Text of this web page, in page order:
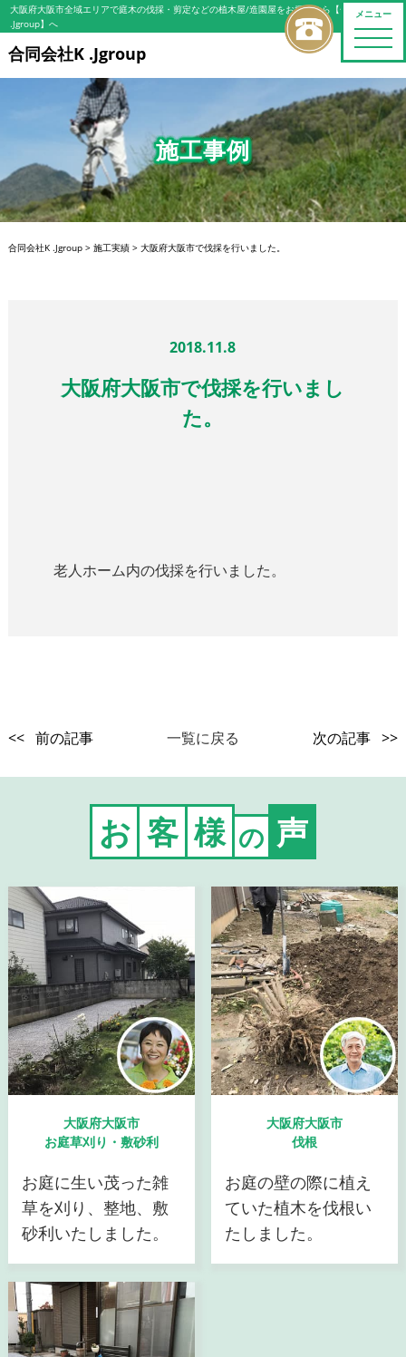
メニュー
toggle
大阪府大阪市全域エリアで庭木の伐採・剪定などの植木屋/造園屋をお探しなら【合同会社K
.Jgroup】へ
合同会社K .Jgroup
施工事例
合同会社K .Jgroup> 施工実績> 大阪府大阪市で伐採を行いました。
2018.11.8
大阪府大阪市で伐採を行いまし
た。
老人ホーム内の伐採を行いました。
<< 前の記事 一覧に戻る 次の記事 >>
お 客 様 の 声
大阪府大阪市
お庭草刈り・敷砂利
お庭に生い茂った雑
草を刈り、整地、敷
砂利いたしました。
大阪府大阪市
伐根
お庭の壁の際に植え
ていた植木を伐根い
たしました。